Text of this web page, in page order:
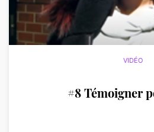
VIDÉO
#8 Témoigner